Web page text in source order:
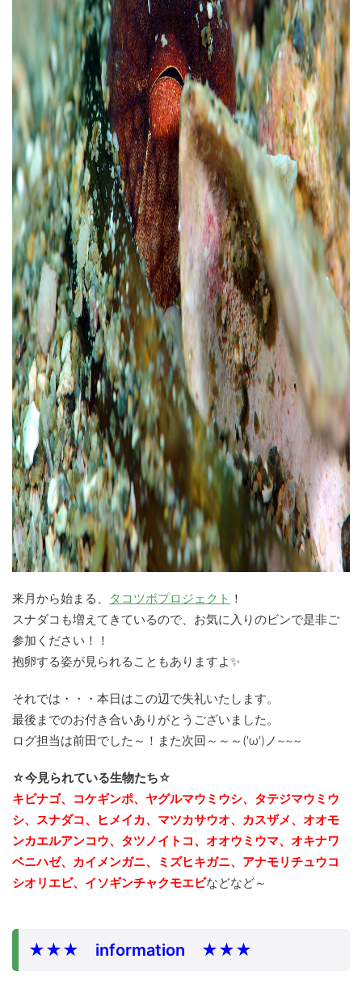
来月から始まる、 タコツボプロジェクト ！
スナダコも増えてきているので、お気に入りのビンで是非ご
参加ください！！
抱卵する姿が見られることもありますよ✨
それでは・・・本日はこの辺で失礼いたします。
最後までのお付き合いありがとうございました。
ログ担当は前田でした～！また次回～～～('ω')ノ~~~
☆今見られている生物たち☆
キビナゴ、コケギンポ、ヤグルマウミウシ、タテジマウミウ
シ、スナダコ、ヒメイカ、マツカサウオ、カスザメ、オオモ
ンカエルアンコウ、タツノイトコ、オオウミウマ、 オキナワ
ベニハゼ、カイメンガニ、ミズヒキガニ、アナモリチュウコ
シオリエビ、イソギンチャクモエビなどなど～
★★★ information ★★★